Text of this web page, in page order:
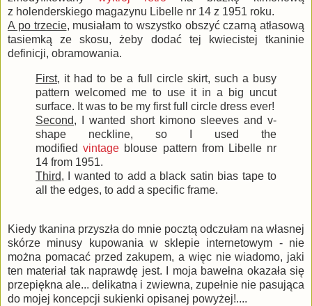
z holenderskiego magazynu Libelle nr 14 z 1951 roku.
A po trzecie, musiałam to wszystko obszyć czarną atłasową
tasiemką ze skosu, żeby dodać tej kwiecistej tkaninie
definicji, obramowania.
First, it had to be a full circle skirt, such a busy
pattern welcomed me to use it in a big uncut
surface. It was to be my first full circle dress ever!
Second, I wanted short kimono sleeves and v-
shape neckline, so I used the
modifiedvintage blouse pattern from Libelle nr
14 from 1951.
Third, I wanted to add a black satin bias tape to
all the edges, to add a specific frame.
Kiedy tkanina przyszła do mnie pocztą odczułam na własnej
skórze minusy kupowania w sklepie internetowym - nie
można pomacać przed zakupem, a więc nie wiadomo, jaki
ten materiał tak naprawdę jest. I moja bawełna okazała się
przepiękna ale... delikatna i zwiewna, zupełnie nie pasująca
do mojej koncepcji sukienki opisanej powyżej!....